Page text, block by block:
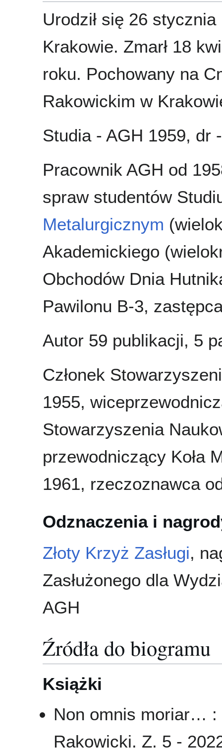
Urodził się 26
Krakowie. Zmarł 18
roku. Pochowany na
Rakowickim w
Studia - AGH 1959, dr
Pracownik AGH od
spraw studentów
Metalurgicznym
Akademickiego
Obchodów Dnia
Pawilonu B-3,
Autor 59 publikacji, 5
Członek
1955,
Stowarzyszenia
przewodniczący Koła
1961, rzeczoznawca
Odznaczenia i
Złoty Krzyż Zasługi,
Zasłużonego dla
AGH
Źródła do biogramu
Książki
Non omnis moriar… :
Rakowicki. Z. 5 -